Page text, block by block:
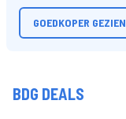
GOEDKOPER GEZIEN
BDG DEALS